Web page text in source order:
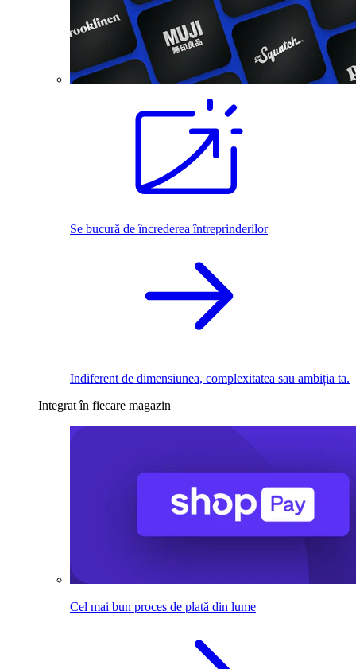
Se bucură de încrederea întreprinderilor
Indiferent de dimensiunea, complexitatea sau ambiția ta.
Integrat în fiecare magazin
Cel mai bun proces de plată din lume